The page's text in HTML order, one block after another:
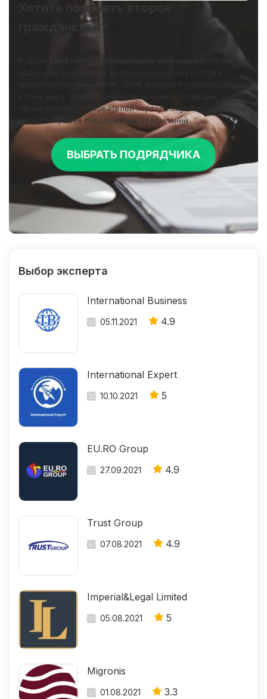
Хотите получить второе
гражданство?
всему миру. Изучите экспертные оценки редакции, а
также отзывы пользователей портала Migrating.pro, чтобы
выбрать лучшее предложение от компаний.
ВЫБРАТЬ ПОДРЯДЧИКА
Выбор эксперта
International Business
05.11.2021 4.9
International Expert
10.10.2021 5
EU.RO Group
27.09.2021 4.9
Trust Group
07.08.2021 4.9
Imperial&Legal Limited
05.08.2021 5
Migronis
01.08.2021 3.3